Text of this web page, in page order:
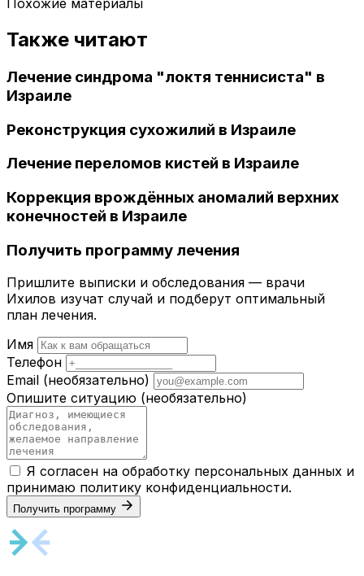
Похожие материалы
Также читают
Лечение синдрома "локтя теннисиста" в
Израиле
Реконструкция сухожилий в Израиле
Лечение переломов кистей в Израиле
Коррекция врождённых аномалий верхних
конечностей в Израиле
Получить программу лечения
Пришлите выписки и обследования — врачи
Ихилов изучат случай и подберут оптимальный
план лечения.
Имя
Телефон
Email (необязательно)
Опишите ситуацию (необязательно)
Я согласен на обработку персональных данных и
принимаю политику конфиденциальности.
Получить программу